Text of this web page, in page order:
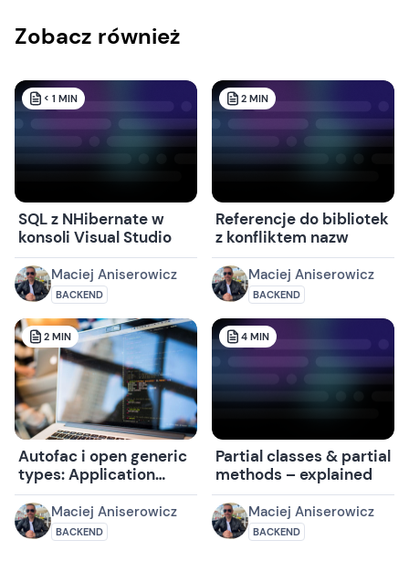
Zobacz również
< 1 MIN
SQL z NHibernate w
konsoli Visual Studio
Maciej Aniserowicz
BACKEND
2 MIN
Referencje do bibliotek
z konfliktem nazw
Maciej Aniserowicz
BACKEND
2 MIN
Autofac i open generic
types: Application
Events revisited
Maciej Aniserowicz
BACKEND
4 MIN
Partial classes & partial
methods – explained
Maciej Aniserowicz
BACKEND